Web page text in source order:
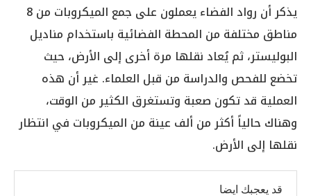
يذكر أن رواد الفضاء يعملون على جمع الميكروبات من 8
مناطق مختلفة من المحطة الفضائية باستخدام مناديل
البوليستر، ثم يُعاد نقلها مرة أخرى إلى الأرض، حيث
تخضع للفحص والدراسة من قبل العلماء. غير أن هذه
العملية قد تكون صعبة وتستغرق الكثير من الوقت،
وهناك حالياً أكثر من ألف عينة من الميكروبات في انتظار
نقلها إلى الأرض.
قد يعجبك ايضا